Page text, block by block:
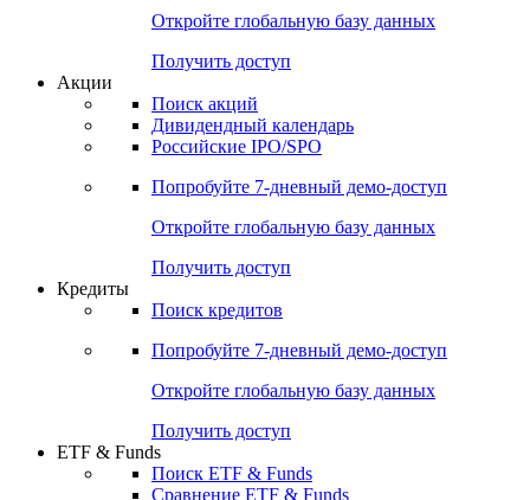
Опросы
Попробуйте7-дневный
Откройте глобальную базу данных
Получить доступ
Поиск акций
Российские IPO/SPO
Попробуйте7-дневный
Откройте глобальную базу данных
Получить доступ
Поиск кредитов
Попробуйте7-дневный
Откройте глобальную базу данных